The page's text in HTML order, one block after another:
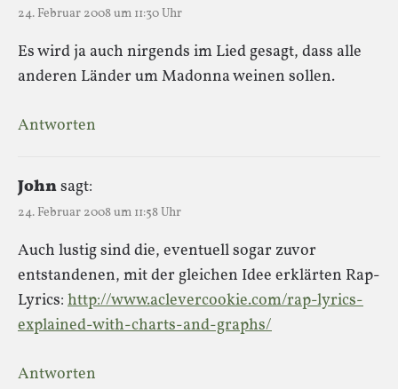
24. Februar 2008 um 11:30 Uhr
Es wird ja auch nirgends im Lied gesagt, dass alle
anderen Länder um Madonna weinen sollen.
Antworten
Johnsagt:
24. Februar 2008 um 11:58 Uhr
Auch lustig sind die, eventuell sogar zuvor
entstandenen, mit der gleichen Idee erklärten Rap-
Lyrics: http://www.aclevercookie.com/rap-lyrics-
explained-with-charts-and-graphs/
Antworten